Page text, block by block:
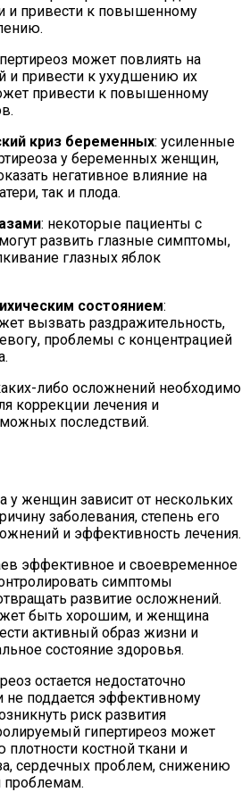
и привести к повышенному
может повлиять на
и привести к ухудшению их
привести к повышенному
криз беременных: усиленные
у беременных женщин,
негативное влияние на
так и плода.
: некоторые пациенты с
развить глазные симптомы,
глазных яблок
состоянием:
вызвать раздражительность,
проблемы с концентрацией
либо осложнений необходимо
коррекции лечения и
последствий.
у женщин зависит от нескольких
заболевания, степень его
и эффективность лечения.
эффективное и своевременное
симптомы
развитие осложнений.
быть хорошим, и женщина
активный образ жизни и
состояние здоровья.
остается недостаточно
поддается эффективному
риск развития
гипертиреоз может
костной ткани и
сердечных проблем, снижению
проблемам.